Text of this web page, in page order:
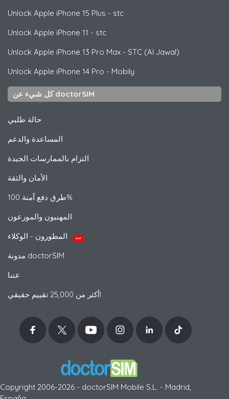
Unlock Apple iPhone 15 Plus - stc
Unlock Apple iPhone 11 - stc
Unlock Apple iPhone 13 Pro Max - STC (Al Jawal)
Unlock Apple iPhone 14 Pro - Mobily
كل شيء عن doctorSIM
حالة طلبي
المساعدة والدعم
التزام بالممارسات الجيدة
الأمان والثقة
طرق دفع آمنة 100%
المهنيون والموزعون
جديد
مدونة doctorSIM
عننا
أكثر من 25,000 تقييم حقيقي!
Copyright 2006-2026 - doctorSIM Mobile S.L. - Madrid,